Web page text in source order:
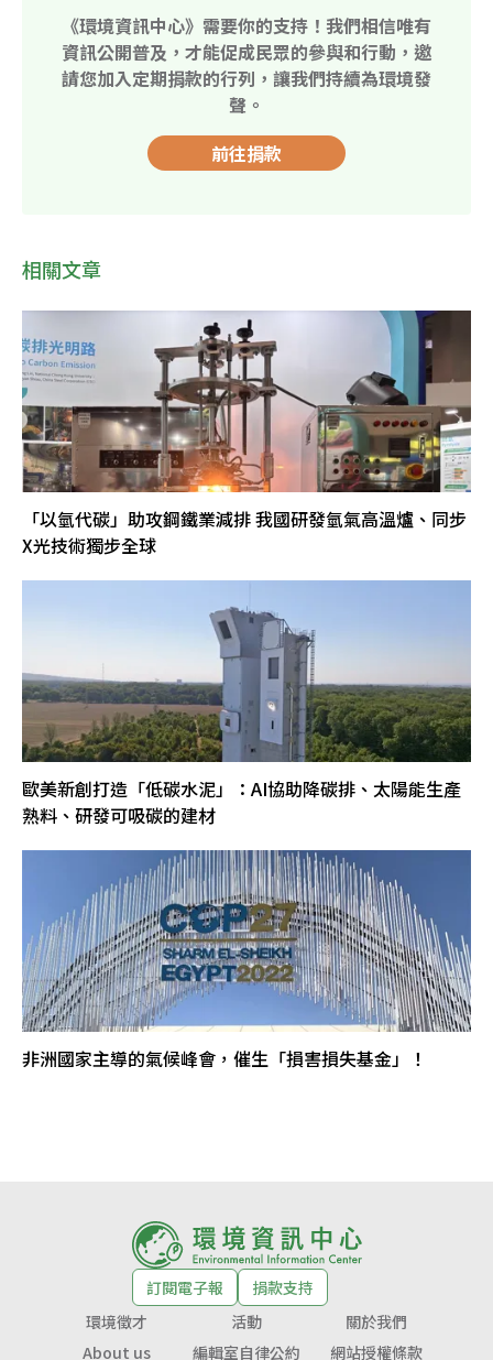
《環境資訊中心》需要你的支持！我們相信唯有
資訊公開普及，才能促成民眾的參與和行動，邀
請您加入定期捐款的行列，讓我們持續為環境發
聲。
前往捐款
相關文章
「以氫代碳」助攻鋼鐵業減排 我國研發氫氣高溫爐、同步
X光技術獨步全球
歐美新創打造「低碳水泥」：AI協助降碳排、太陽能生產
熟料、研發可吸碳的建材
非洲國家主導的氣候峰會，催生「損害損失基金」！
訂閱電子報
捐款支持
環境徵才
活動
關於我們
About us
編輯室自律公約 網站授權條款